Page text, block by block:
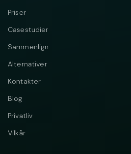
Priser
Casestudier
Sammenlign
Alternativer
Kontakter
Blog
Privatliv
Vilkår